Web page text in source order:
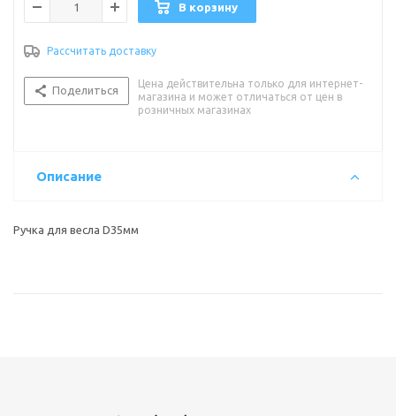
В корзину
Рассчитать доставку
Поделиться
Цена действительна только для интернет-
магазина и может отличаться от цен в
розничных магазинах
Описание
Ручка для весла D35мм